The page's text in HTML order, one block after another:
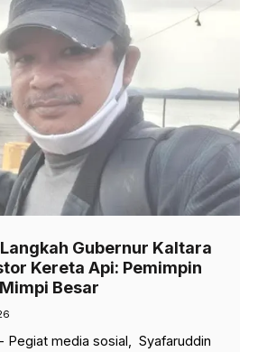
Gubernur Kaltara
Kereta Api: Pemimpin
Besar
Pegiat media sosial, Syafaruddin